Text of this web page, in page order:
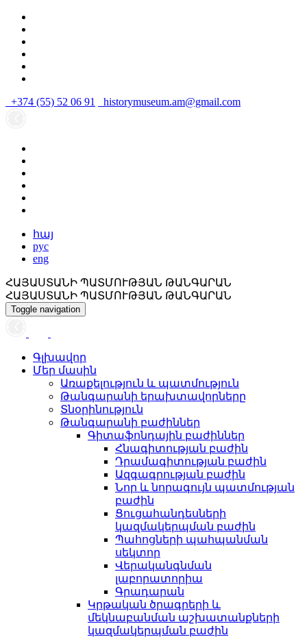
+374 (55) 52 06 91 historymuseum.am@gmail.com
հայ
рус
eng
ՀԱՅԱՍՏԱՆԻ ՊԱՏՄՈՒԹՅԱՆ ԹԱՆԳԱՐԱՆ
ՀԱՅԱՍՏԱՆԻ ՊԱՏՄՈՒԹՅԱՆ ԹԱՆԳԱՐԱՆ
Toggle navigation
Գլխավոր
Մեր մասին
Առաքելություն և պատմություն
Թանգարանի երախտավորները
Տնօրինություն
Թանգարանի բաժիններ
Գիտաֆոնդային բաժիններ
Հնագիտության բաժին
Դրամագիտության բաժին
Ազգագրության բաժին
Նոր և նորագույն պատմության
բաժին
Ցուցահանդեսների
կազմակերպման բաժին
Պահոցների պահպանման
սեկտոր
Վերականգնման
լաբորատորիա
Գրադարան
Կրթական ծրագրերի և
մեկնաբանման աշխատանքների
կազմակերպման բաժին